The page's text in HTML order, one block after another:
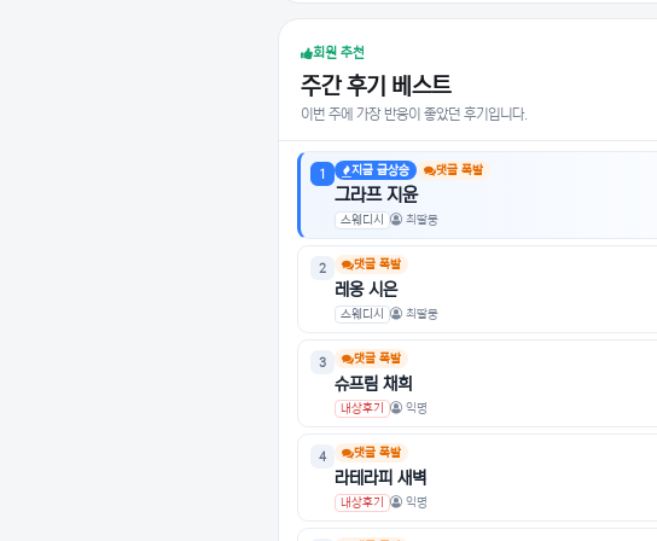
회원 추천
주간 후기 베스트
이번 주에 가장 반응이 좋았던 후기입니다.
1 지금 급상승 댓글 폭발
그라프 지윤
스웨디시
최딸붕
2 댓글 폭발
레옹 시은
스웨디시
최딸붕
3 댓글 폭발
슈프림 채희
내상후기
익명
4 댓글 폭발
라테라피 새벽
내상후기
익명